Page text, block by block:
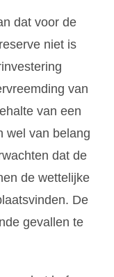
dat voor de
niet is
van
van een
wel van belang
dat de
de wettelijke
De
gevallen te